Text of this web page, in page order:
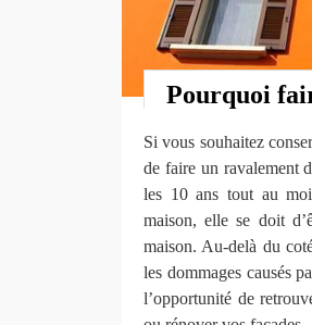
Pourquoi
Si vous souhaitez
de faire un ravalement
les 10 ans tout au
maison, elle se doit
maison. Au-delà du
les dommages causés
l’opportunité de